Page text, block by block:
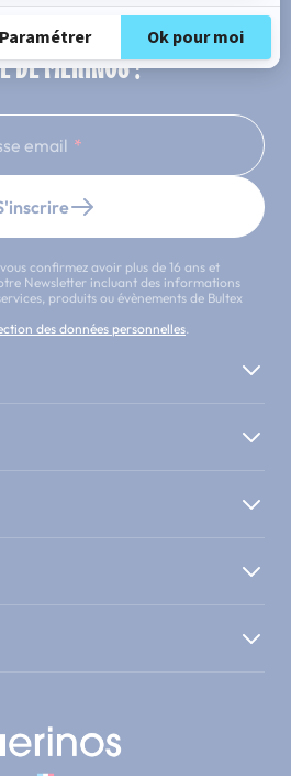
DE MERINOS !
email
confirmez avoir plus de 16 ans et
Newsletter incluant des informations
produits ou évènements de Bultex
des données personnelles.